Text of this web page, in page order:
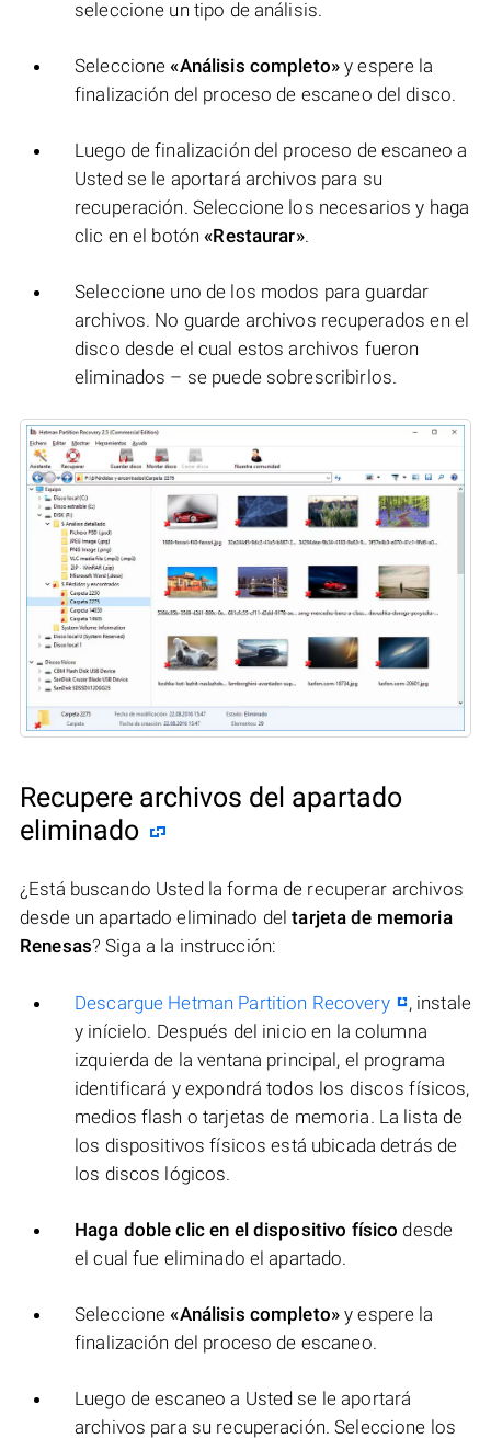
seleccione un tipo de análisis.
Seleccione«Análisis completo» y espere la
finalización del proceso de escaneo del disco.
Luego de finalización del proceso de escaneo a
Usted se le aportará archivos para su
recuperación. Seleccione los necesarios y haga
clic en el botón«Restaurar».
Seleccione uno de los modos para guardar
archivos. No guarde archivos recuperados en el
disco desde el cual estos archivos fueron
eliminados – se puede sobrescribirlos.
Recupere archivos del apartado
eliminado
¿Está buscando Usted la forma de recuperar archivos
desde un apartado eliminado deltarjeta de memoria
Renesas? Siga a la instrucción:
Descargue Hetman Partition Recovery
, instale
y inícielo. Después del inicio en la columna
izquierda de la ventana principal, el programa
identificará y expondrá todos los discos físicos,
medios flash o tarjetas de memoria. La lista de
los dispositivos físicos está ubicada detrás de
los discos lógicos.
Haga doble clic en el dispositivo físico desde
el cual fue eliminado el apartado.
Seleccione«Análisis completo» y espere la
finalización del proceso de escaneo.
Luego de escaneo a Usted se le aportará
archivos para su recuperación. Seleccione los